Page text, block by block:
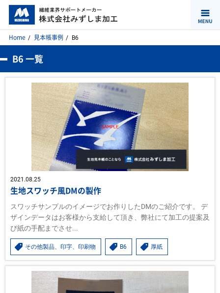
Home 見本帳事例 B6
B6 一覧
2021.08.25
生地スワッチ風DMの製作
スワッチサンプルのイメージでお作りしたDMのご紹介です。 デ
ザインデータはお客様から支給して頂き、弊社にて加工の提案及
び紙の手配までさせ...
その他製品、印字、印刷物 B6 厚紙